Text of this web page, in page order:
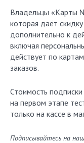
Владельцы «Карты
которая даёт
дополнительно к
включая
действует по
заказов.
Стоимость
на первом этапе
только на кассе в
Подписывайтесь на